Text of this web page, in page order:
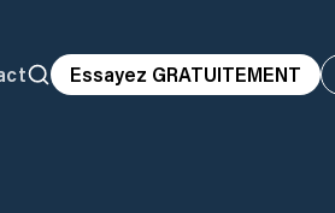
Essayez GRATUITEMENT